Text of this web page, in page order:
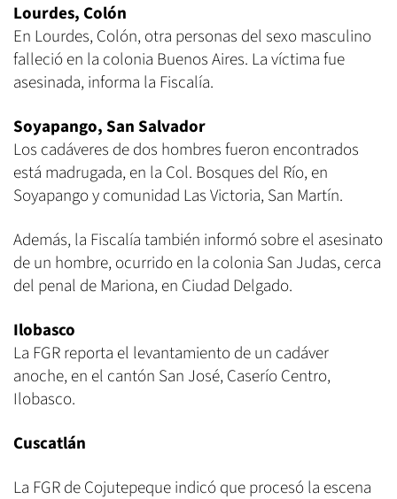
Lourdes, Colón
En Lourdes, Colón, otra personas del sexo masculino
falleció en la colonia Buenos Aires. La víctima fue
asesinada, informa la Fiscalía.
Soyapango, San Salvador
Los cadáveres de dos hombres fueron encontrados
está madrugada, en la Col. Bosques del Río, en
Soyapango y comunidad Las Victoria, San Martín.
Además, la Fiscalía también informó sobre el asesinato
de un hombre, ocurrido en la colonia San Judas, cerca
del penal de Mariona, en Ciudad Delgado.
Ilobasco
La FGR reporta el levantamiento de un cadáver
anoche, en el cantón San José, Caserío Centro,
Ilobasco.
Cuscatlán
La FGR de Cojutepeque indicó que procesó la escena